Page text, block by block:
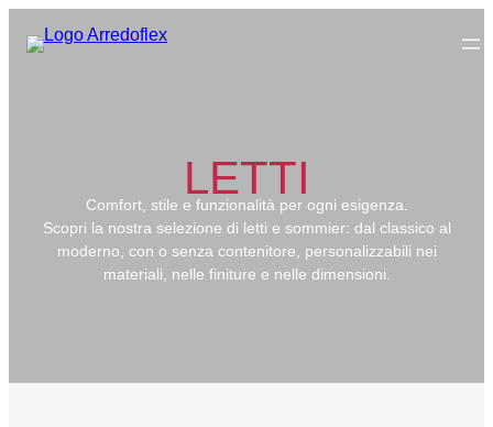
LETTI
Comfort, stile e funzionalità per ogni esigenza.
Scopri la nostra selezione di letti e sommier: dal classico al
moderno, con o senza contenitore, personalizzabili nei
materiali, nelle finiture e nelle dimensioni.